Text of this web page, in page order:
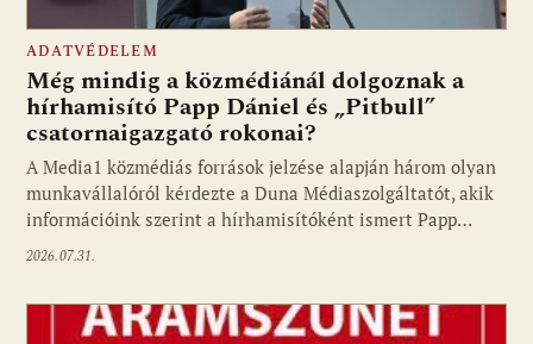
ADATVÉDELEM
Még mindig a közmédiánál dolgoznak a
hírhamisító Papp Dániel és „Pitbull”
csatornaigazgató rokonai?
A Media1 közmédiás források jelzése alapján három olyan
munkavállalóról kérdezte a Duna Médiaszolgáltatót, akik
információink szerint a hírhamisítóként ismert Papp…
2026.07.31.